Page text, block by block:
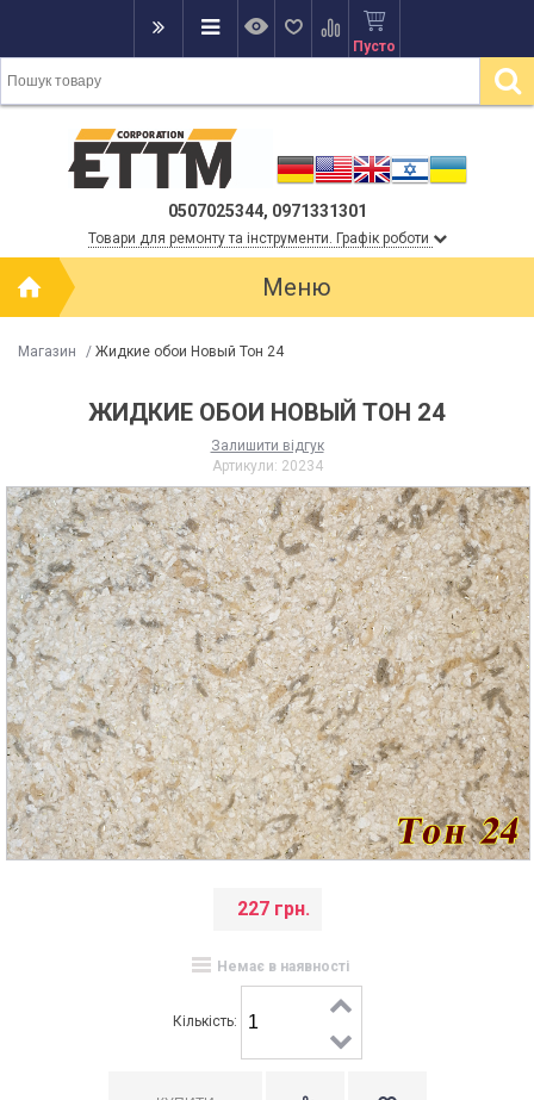
Пусто
0507025344, 0971331301
Товари для ремонту та інструменти. Графік роботи
Меню
Магазин / Жидкие обои Новый Тон 24
ЖИДКИЕ ОБОИ НОВЫЙ ТОН 24
Залишити відгук
Артикули: 20234
227 грн.
Немає в наявності
Кількість: